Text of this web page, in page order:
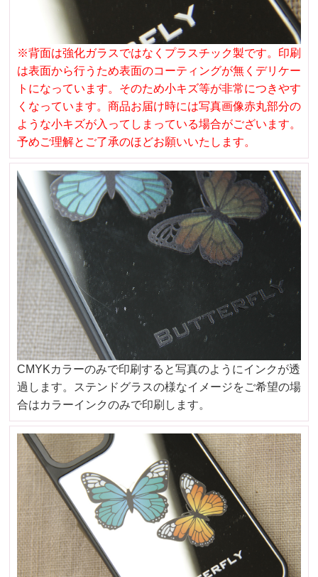
※背面は強化ガラスではなくプラスチック製です。印刷
は表面から行うため表面のコーティングが無くデリケー
トになっています。そのため小キズ等が非常につきやす
くなっています。商品お届け時には写真画像赤丸部分の
ような小キズが入ってしまっている場合がございます。
予めご理解とご了承のほどお願いいたします。
CMYKカラーのみで印刷すると写真のようにインクが透
過します。ステンドグラスの様なイメージをご希望の場
合はカラーインクのみで印刷します。